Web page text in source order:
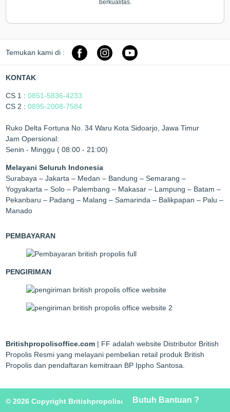
berkualitas.
Temukan kami di :
KONTAK
CS 1 :0851-5836-4233
CS 2 :0895-2008-7584
Ruko Delta Fortuna No. 34 Waru Kota Sidoarjo, Jawa Timur
Jam Opersional:
Senin - Minggu ( 08:00 - 21:00)
Melayani Seluruh Indonesia
Surabaya – Jakarta – Medan – Bandung – Semarang –
Yogyakarta – Solo – Palembang – Makasar – Lampung – Batam –
Pekanbaru – Padang – Malang – Samarinda – Balikpapan – Palu –
Manado
PEMBAYARAN
PENGIRIMAN
Britishpropolisoffice.com | FF adalah website Distributor British
Propolis Resmi yang melayani pembelian retail produk British
Propolis dan pendaftaran kemitraan BP Ippho Santosa.
© 2026 Copyright Britishpropolisoffice.comButuh Bantuan ?